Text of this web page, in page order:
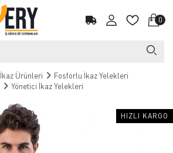
0
İkaz Ürünleri
Fosforlu İkaz Yelekleri
Yönetici İkaz Yelekleri
HIZLI KARGO